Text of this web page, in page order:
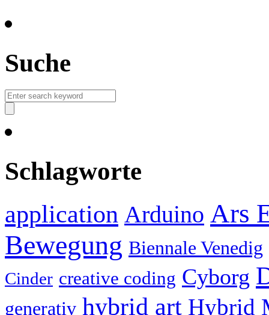
Suche
Schlagworte
application Arduino Ars
Bewegung Biennale Venedig
Cinder creative coding Cyborg
generativ hybrid art Hybrid